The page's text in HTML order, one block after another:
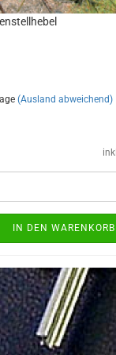
(Ausland abweichend)
IN DEN WARENKORB